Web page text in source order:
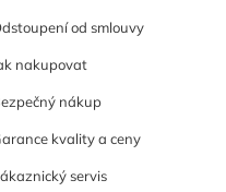
od smlouvy
nakupovat
nákup
kvality a ceny
servis